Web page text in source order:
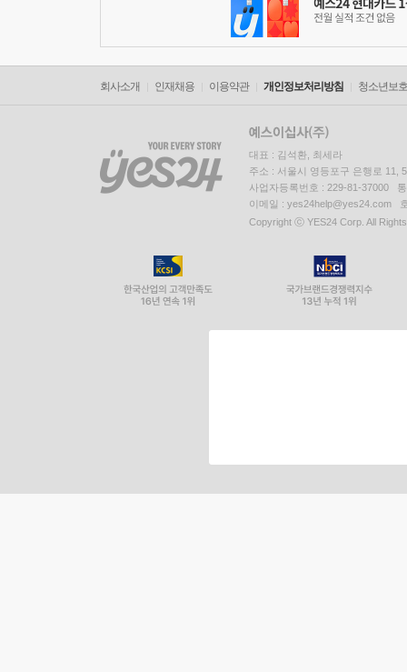
회사소개 인재채용 이용약관 개인정보처리방침 청소년보
대표 : 김석환, 최세라
주소 : 서울시 영등포구 은행로 11,
사업자등록번호 : 229-81-37000
이메일 : yes24help@yes24.com
Copyright ⓒ YES24 Corp. All